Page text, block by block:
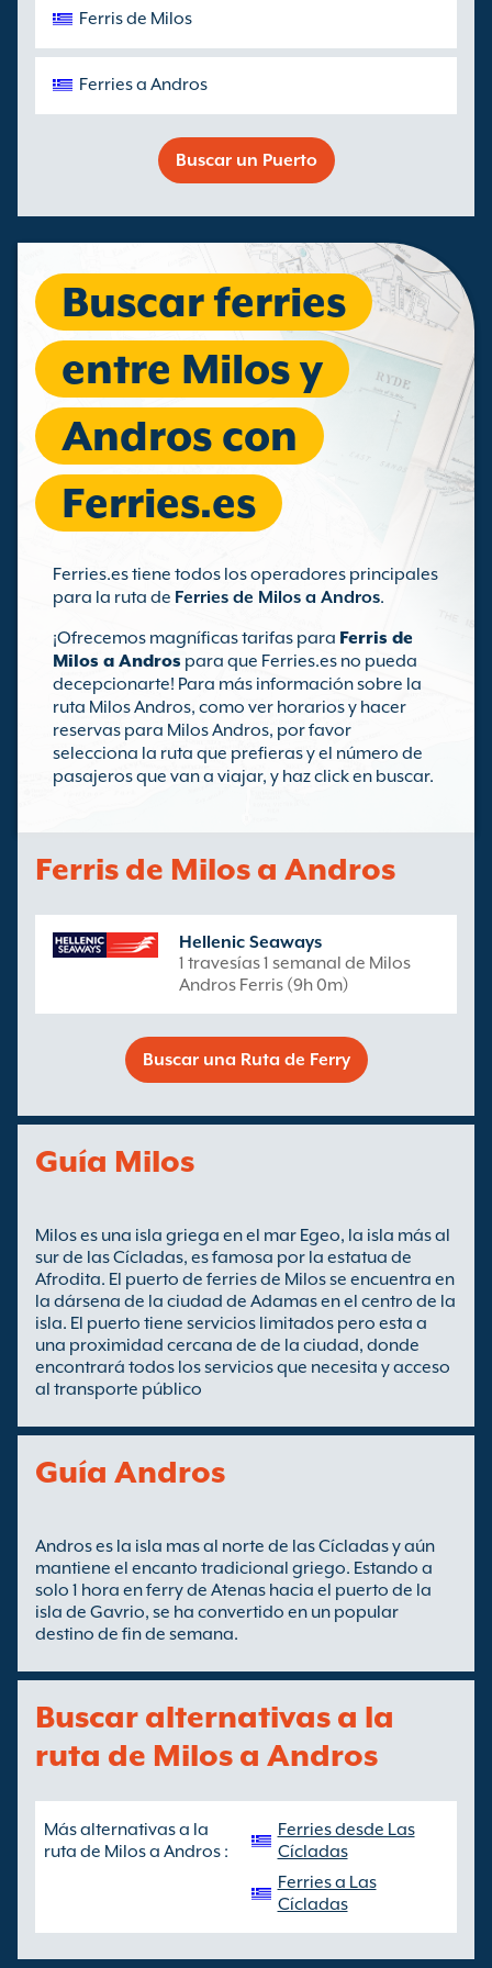
Ferris de Milos
Ferries a Andros
Buscar un Puerto
Buscar ferries
entre Milos y
Andros con
Ferries.es
Ferries.es tiene todos los operadores principales
para la ruta de Ferries de Milos a Andros.
¡Ofrecemos magníficas tarifas para Ferris de
Milos a Andros para que Ferries.es no pueda
decepcionarte! Para más información sobre la
ruta Milos Andros, como ver horarios y hacer
reservas para Milos Andros, por favor
selecciona la ruta que prefieras y el número de
pasajeros que van a viajar, y haz click en buscar.
Ferris de Milos a Andros
Hellenic Seaways
1 travesías 1 semanal de Milos
Andros Ferris (9h 0m)
Buscar una Ruta de Ferry
Guía Milos
Milos es una isla griega en el mar Egeo, la isla más al
sur de las Cícladas, es famosa por la estatua de
Afrodita. El puerto de ferries de Milos se encuentra en
la dársena de la ciudad de Adamas en el centro de la
isla. El puerto tiene servicios limitados pero esta a
una proximidad cercana de de la ciudad, donde
encontrará todos los servicios que necesita y acceso
al transporte público
Guía Andros
Andros es la isla mas al norte de las Cícladas y aún
mantiene el encanto tradicional griego. Estando a
solo 1 hora en ferry de Atenas hacia el puerto de la
isla de Gavrio, se ha convertido en un popular
destino de fin de semana.
Buscar alternativas a la
ruta de Milos a Andros
Más alternativas a la
ruta de Milos a Andros :
Ferries desde Las
Cícladas
Ferries a Las
Cícladas